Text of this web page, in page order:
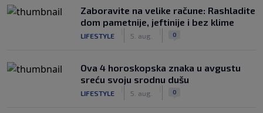
Zaboravite na velike račune: Rashladite
dom pametnije, jeftinije i bez klime
LIFESTYLE 5. aug. 0
Ova 4 horoskopska znaka u avgustu
sreću svoju srodnu dušu
LIFESTYLE 5. aug. 0